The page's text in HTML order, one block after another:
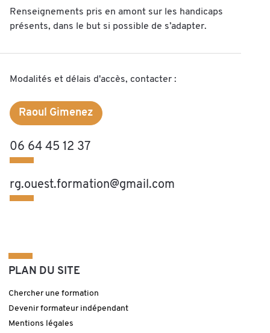
Renseignements pris en amont sur les handicaps
présents, dans le but si possible de s’adapter.
Modalités et délais d'accès, contacter :
Raoul Gimenez
06 64 45 12 37
rg.ouest.formation@gmail.com
PLAN DU SITE
Chercher une formation
Devenir formateur indépendant
Mentions légales